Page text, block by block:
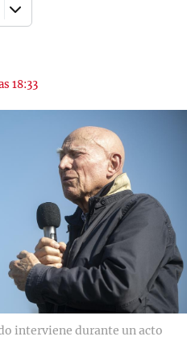
18:33
interviene durante un acto